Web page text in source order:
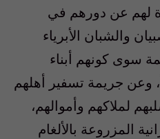
لهم عن دورهم في
والشبان الأبرياء
سوى كونهم أبناء
وعن جريمة تسفير أهلهم
لملاكهم وأموالهم،
المزروعة بالألغام